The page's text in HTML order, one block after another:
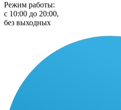
Режим работы:
с 10:00 до 20:00,
без выходных